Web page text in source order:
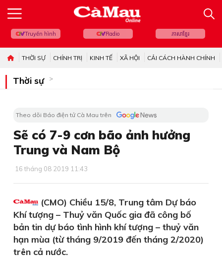
Truyền hình Radio ភាសាខ្មែរ
THỜI SỰ CHÍNH TRỊ KINH TẾ XÃ HỘI CẢI CÁCH HÀNH CHÍNH
Thời sự
Theo dõi Báo điện tử Cà Mau trên
Sẽ có 7-9 cơn bão ảnh hưởng
Trung và Nam Bộ
16 tháng 08 2019 11:43
(CMO) Chiều 15/8, Trung tâm Dự báo
Khí tượng – Thuỷ văn Quốc gia đã công bố
bản tin dự báo tình hình khí tượng – thuỷ văn
hạn mùa (từ tháng 9/2019 đến tháng 2/2020)
trên cả nước.